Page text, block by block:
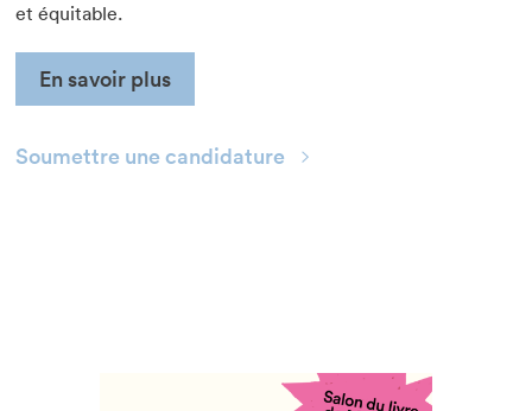
et équitable.
En savoir plus
Soumettre une candidature